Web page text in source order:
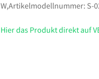
W,Artikelmodellnummer: S-
Hier das Produkt direkt auf